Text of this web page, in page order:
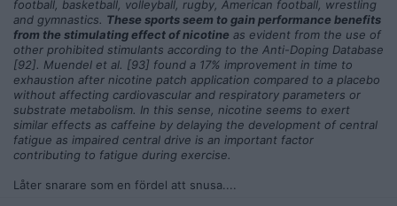
football, basketball, volleyball, rugby, American football, wrestling
and gymnastics. These sports seem to gain performance benefits
from the stimulating effect of nicotine as evident from the use of
other prohibited stimulants according to the Anti-Doping Database
[92]. Muendel et al. [93] found a 17% improvement in time to
exhaustion after nicotine patch application compared to a placebo
without affecting cardiovascular and respiratory parameters or
substrate metabolism. In this sense, nicotine seems to exert
similar effects as caffeine by delaying the development of central
fatigue as impaired central drive is an important factor
contributing to fatigue during exercise.
Låter snarare som en fördel att snusa....